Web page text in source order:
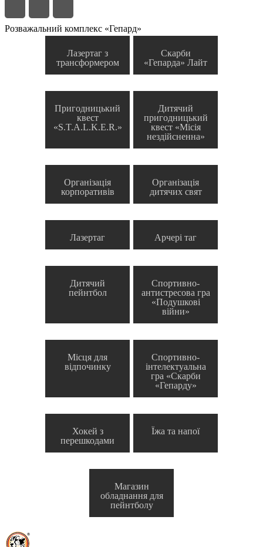
Розважальний комплекс «Гепард»
Лазертаг з
трансформером
Скарби
«Гепарда» Лайт
Пригодницький
квест
«S.T.A.L.K.E.R.»
Дитячий
пригодницький
квест «Місія
нездійсненна»
Організація
корпоративів
Організація
дитячих свят
Лазертаг Арчері таг
Дитячий
пейнтбол
Спортивно-
антистресова гра
«Подушкові
війни»
Місця для
відпочинку
Спортивно-
інтелектуальна
гра «Скарби
«Гепарду»
Хокей з
перешкодами
Їжа та напої
Магазин
обладнання для
пейнтболу